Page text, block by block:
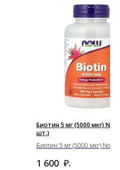
Биотин 5 мг (5000 мкг)
шт.)
Биотин 5 мг (5000 мкг) Now
1 600 ₽.